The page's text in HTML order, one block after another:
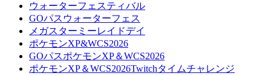
ウォーターフェスティバル
GOパスウォーターフェス
メガスターミーレイドデイ
ポケモンXP&WCS2026
GOパスポケモンXP＆WCS2026
ポケモンXP＆WCS2026Twitchタイムチャレンジ